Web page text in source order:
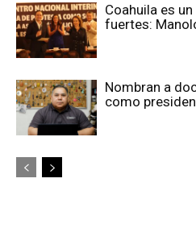
Coahuila es
fuertes:
Nombran a
como